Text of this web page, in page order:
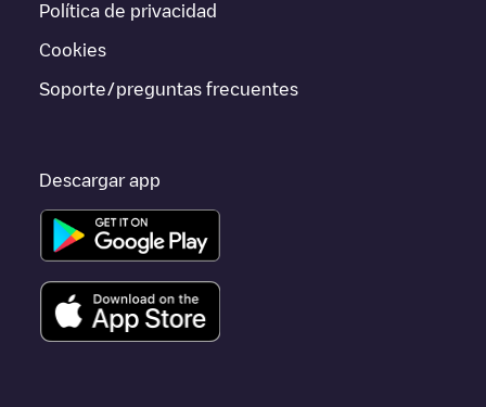
Vilanova i la Geltrúo ir a otras ciudades como
L'Hospitalet de Llobregat
encuentran dentro de
Política de privacidad
Cookies
Soporte/preguntas frecuentes
Descargar app